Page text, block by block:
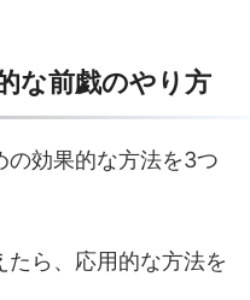
な前戯のやり方
の効果的な方法を3つ
ら、応用的な方法を